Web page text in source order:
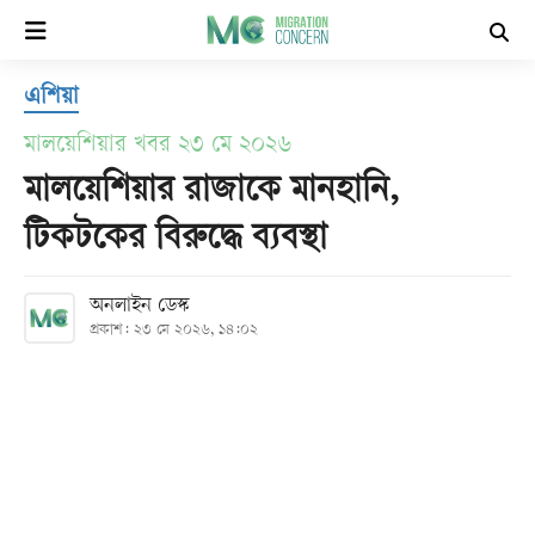
হোম
সর্বশেষ
সব
এশিয়া
মালয়েশিয়ার খবর ২৩ মে ২০২৬
মালয়েশিয়ার রাজাকে মানহানি,
টিকটকের বিরুদ্ধে ব্যবস্থা
অনলাইন ডেস্ক
প্রকাশ: ২৩ মে ২০২৬, ১৪:০২